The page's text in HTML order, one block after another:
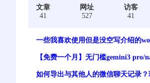
文章
41
网址
527
访客
41
一些我喜欢使用但是没空写介绍的
【免费一个月】无门槛gemini3 pro/
如何导出与其他人的微信聊天记录？